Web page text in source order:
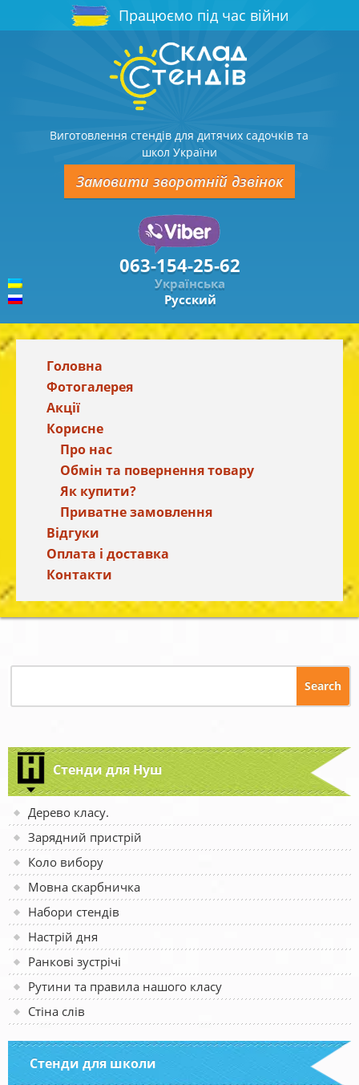
Працюємо під час війни
Виготовлення стендів для дитячих садочків та
школ України
Замовити зворотній дзвінок
063-154-25-62
Українська
Русский
Головна
Фотогалерея
Акції
Корисне
Про нас
Обмін та повернення товару
Як купити?
Приватне замовлення
Відгуки
Оплата і доставка
Контакти
Стенди для Нуш
Дерево класу.
Зарядний пристрій
Коло вибору
Мовна скарбничка
Набори стендів
Настрій дня
Ранкові зустрічі
Рутини та правила нашого класу
Стіна слів
Стенди для школи